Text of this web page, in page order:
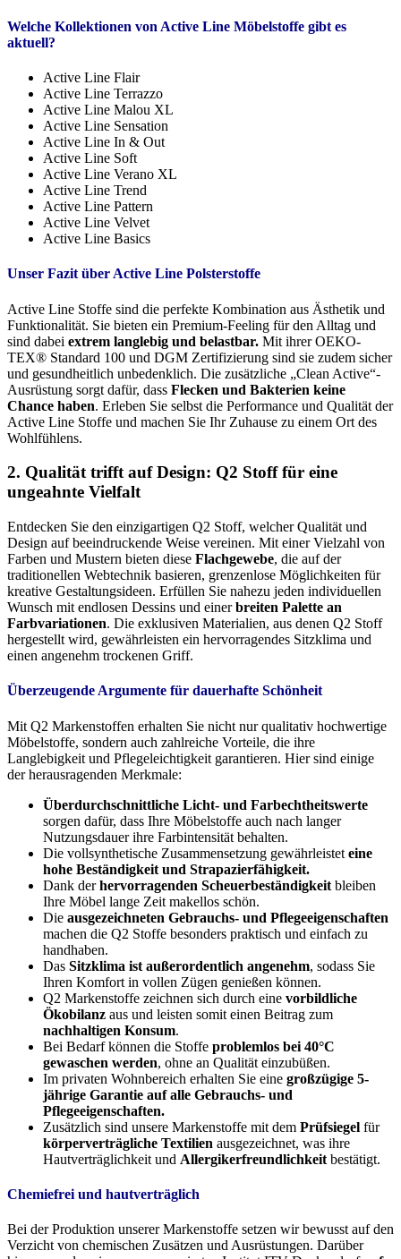
Welche Kollektionen von Active Line Möbelstoffe gibt es
aktuell?
Active Line Flair
Active Line Terrazzo
Active Line Malou XL
Active Line Sensation
Active Line In & Out
Active Line Soft
Active Line Verano XL
Active Line Trend
Active Line Pattern
Active Line Velvet
Active Line Basics
Unser Fazit über Active Line Polsterstoffe
Active Line Stoffe sind die perfekte Kombination aus Ästhetik und
Funktionalität. Sie bieten ein Premium-Feeling für den Alltag und
sind dabei extrem langlebig und belastbar. Mit ihrer OEKO-
TEX® Standard 100 und DGM Zertifizierung sind sie zudem sicher
und gesundheitlich unbedenklich. Die zusätzliche „Clean Active“-
Ausrüstung sorgt dafür, dass Flecken und Bakterien keine
Chance haben. Erleben Sie selbst die Performance und Qualität der
Active Line Stoffe und machen Sie Ihr Zuhause zu einem Ort des
Wohlfühlens.
2. Qualität trifft auf Design: Q2 Stoff für eine
ungeahnte Vielfalt
Entdecken Sie den einzigartigen Q2 Stoff, welcher Qualität und
Design auf beeindruckende Weise vereinen. Mit einer Vielzahl von
Farben und Mustern bieten diese Flachgewebe, die auf der
traditionellen Webtechnik basieren, grenzenlose Möglichkeiten für
kreative Gestaltungsideen. Erfüllen Sie nahezu jeden individuellen
Wunsch mit endlosen Dessins und einerbreiten Palette an
Farbvariationen. Die exklusiven Materialien, aus denen Q2 Stoff
hergestellt wird, gewährleisten ein hervorragendes Sitzklima und
einen angenehm trockenen Griff.
Überzeugende Argumente für dauerhafte Schönheit
Mit Q2 Markenstoffen erhalten Sie nicht nur qualitativ hochwertige
Möbelstoffe, sondern auch zahlreiche Vorteile, die ihre
Langlebigkeit und Pflegeleichtigkeit garantieren. Hier sind einige
der herausragenden Merkmale:
Überdurchschnittliche Licht- und Farbechtheitswerte
sorgen dafür, dass Ihre Möbelstoffe auch nach langer
Nutzungsdauer ihre Farbintensität behalten.
Die vollsynthetische Zusammensetzung gewährleistet eine
hohe Beständigkeit und Strapazierfähigkeit.
Dank derhervorragenden Scheuerbeständigkeit bleiben
Ihre Möbel lange Zeit makellos schön.
Die ausgezeichneten Gebrauchs- und Pflegeeigenschaften
machen die Q2 Stoffe besonders praktisch und einfach zu
handhaben.
Das Sitzklima ist außerordentlich angenehm, sodass Sie
Ihren Komfort in vollen Zügen genießen können.
Q2 Markenstoffe zeichnen sich durch eine vorbildliche
Ökobilanz aus und leisten somit einen Beitrag zum
nachhaltigen Konsum.
Bei Bedarf können die Stoffe problemlos bei 40°C
gewaschen werden, ohne an Qualität einzubüßen.
Im privaten Wohnbereich erhalten Sie eine großzügige 5-
jährige Garantie auf alle Gebrauchs- und
Pflegeeigenschaften.
Zusätzlich sind unsere Markenstoffe mit dem Prüfsiegel für
körperverträgliche Textilien ausgezeichnet, was ihre
Hautverträglichkeit und Allergikerfreundlichkeit bestätigt.
Chemiefrei und hautverträglich
Bei der Produktion unserer Markenstoffe setzen wir bewusst auf den
Verzicht von chemischen Zusätzen und Ausrüstungen. Darüber